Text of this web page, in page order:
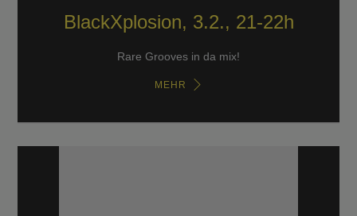
BlackXplosion, 3.2., 21-22h
Rare Grooves in da mix!
MEHR